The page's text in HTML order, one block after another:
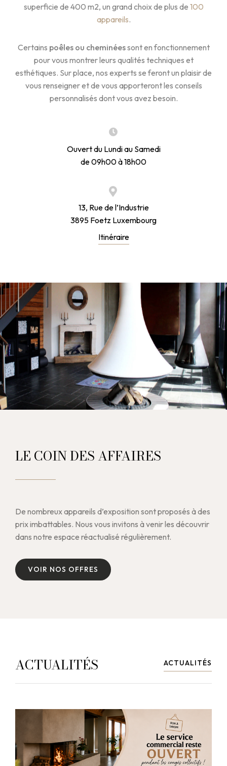
superficie de 400 m2, un grand choix de plus de 100
appareils.
Certains poêles ou cheminéessont en fonctionnement
pour vous montrer leurs qualités techniques et
esthétiques. Sur place, nos experts se feront un plaisir de
vous renseigner et de vous apporteront les conseils
personnalisés dont vous avez besoin.
Ouvert du Lundi au Samedi
de 09h00 à 18h00
13, Rue de l’Industrie
3895 Foetz Luxembourg
Itinéraire
LE COIN DES AFFAIRES
De nombreux appareils d’exposition sont proposés à des
prix imbattables. Nous vous invitons à venir les découvrir
dans notre espace réactualisé régulièrement.
VOIR NOS OFFRES
VOIR NOS OFFRES
ACTUALITÉS ACTUALITÉS